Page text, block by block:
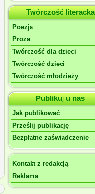
Twórczość literacka
Poezja
Proza
Twórczość dla dzieci
Twórczość dzieci
Twórczość młodzieży
Publikuj u nas
Jak publikować
Prześlij publikację
Bezpłatne zaświadczenie
Kontakt z redakcją
Reklama